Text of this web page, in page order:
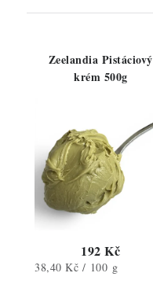
Zeelandia Pistáciový
krém 500g
192 Kč
Měrná
38,40 Kč / 100 g